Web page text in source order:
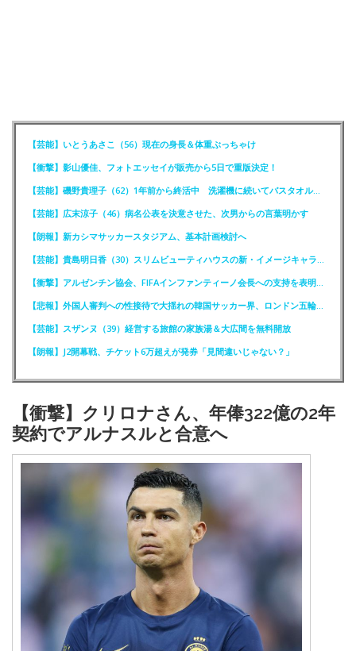
【芸能】いとうあさこ（56）現在の身長＆体重ぶっちゃけ
【衝撃】影山優佳、フォトエッセイが販売から5日で重版決定！
【芸能】磯野貴理子（62）1年前から終活中 洗濯機に続いてバスタオルも処分
【芸能】広末涼子（46）病名公表を決意させた、次男からの言葉明かす
【朗報】新カシマサッカースタジアム、基本計画検討へ
【芸能】貴島明日香（30）スリムビューティハウスの新・イメージキャラクター就任！
【衝撃】アルゼンチン協会、FIFAインファンティーノ会長への支持を表明ｗｗｗｗ
【悲報】外国人審判への性接待で大揺れの韓国サッカー界、ロンドン五輪メダル剝奪か
【芸能】スザンヌ（39）経営する旅館の家族湯＆大広間を無料開放
【朗報】J2開幕戦、チケット6万超えが発券「見間違いじゃない？」
【衝撃】クリロナさん、年俸322億の2年
契約でアルナスルと合意へ